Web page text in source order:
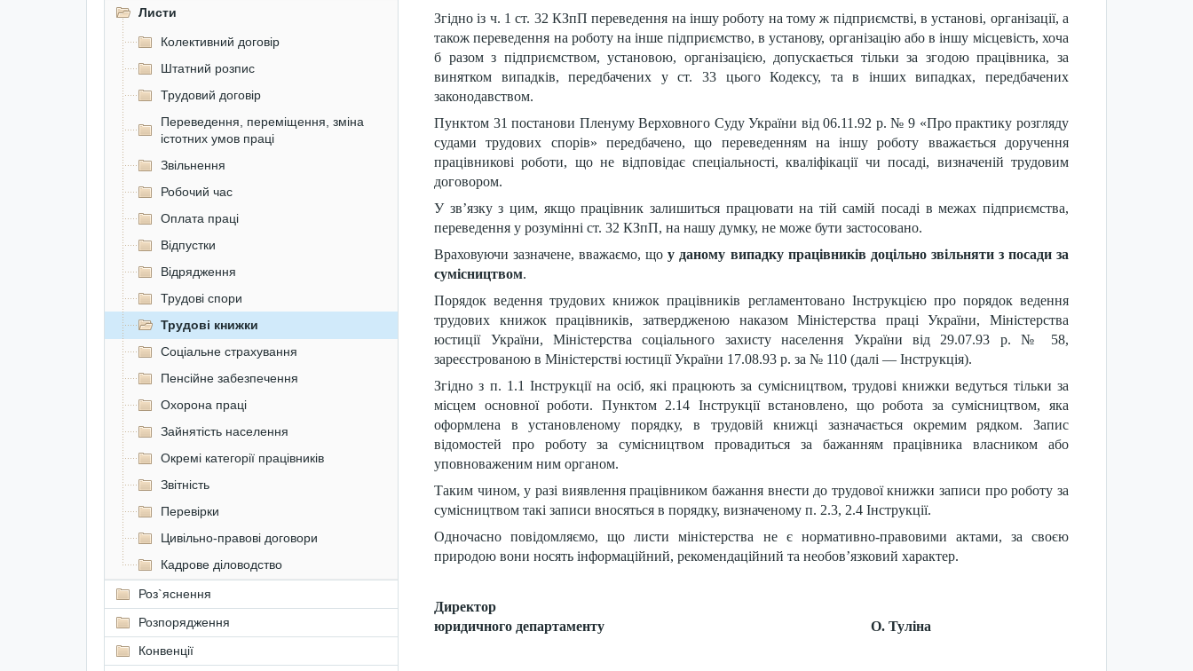
Згідно із ч. 1 ст. 32 КЗпП переведення на іншу роботу на тому ж підприємстві, в установі, організації, а
також переведення на роботу на інше підприємство, в установу, організацію або в іншу місцевість, хоча
б разом з підприємством, установою, організацією, допускається тільки за згодою працівника, за
винятком випадків, передбачених у ст. 33 цього Кодексу, та в інших випадках, передбачених
законодавством.
Пунктом 31 постанови Пленуму Верховного Суду України від 06.11.92 р. № 9 «Про практику розгляду
судами трудових спорів» передбачено, що переведенням на іншу роботу вважається доручення
працівникові роботи, що не відповідає спеціальності, кваліфікації чи посаді, визначеній трудовим
договором.
У зв’язку з цим, якщо працівник залишиться працювати на тій самій посаді в межах підприємства,
переведення у розумінні ст. 32 КЗпП, на нашу думку, не може бути застосовано.
Враховуючи зазначене, вважаємо, щоу даному випадку працівників доцільно звільняти з посади за
сумісництвом.
Порядок ведення трудових книжок працівників регламентовано Інструкцією про порядок ведення
трудових книжок працівників, затвердженою наказом Міністерства праці України, Міністерства
юстиції України, Міністерства соціального захисту населення України від 29.07.93 р. № 58,
зареєстрованою в Міністерстві юстиції України 17.08.93 р. за № 110 (далі — Інструкція).
Згідно з п. 1.1 Інструкції на осіб, які працюють за сумісництвом, трудові книжки ведуться тільки за
місцем основної роботи. Пунктом 2.14 Інструкції встановлено, що робота за сумісництвом, яка
оформлена в установленому порядку, в трудовій книжці зазначається окремим рядком. Запис
відомостей про роботу за сумісництвом провадиться за бажанням працівника власником або
уповноваженим ним органом.
Таким чином, у разі виявлення працівником бажання внести до трудової книжки записи про роботу за
сумісництвом такі записи вносяться в порядку, визначеному п. 2.3, 2.4 Інструкції.
Одночасно повідомляємо, що листи міністерства не є нормативно-правовими актами, за своєю
природою вони носять інформаційний, рекомендаційний та необов’язковий характер.
Директор
юридичного департаменту О. Туліна
Листи
Колективний договір
Штатний розпис
Трудовий договір
Переведення, переміщення, зміна
істотних умов праці
Звільнення
Робочий час
Оплата праці
Відпустки
Відрядження
Трудові спори
Трудові книжки
Соціальне страхування
Пенсійне забезпечення
Охорона праці
Зайнятість населення
Окремі категорії працівників
Звітність
Перевірки
Цивільно-правові договори
Кадрове діловодство
Роз`яснення
Розпорядження
Конвенції